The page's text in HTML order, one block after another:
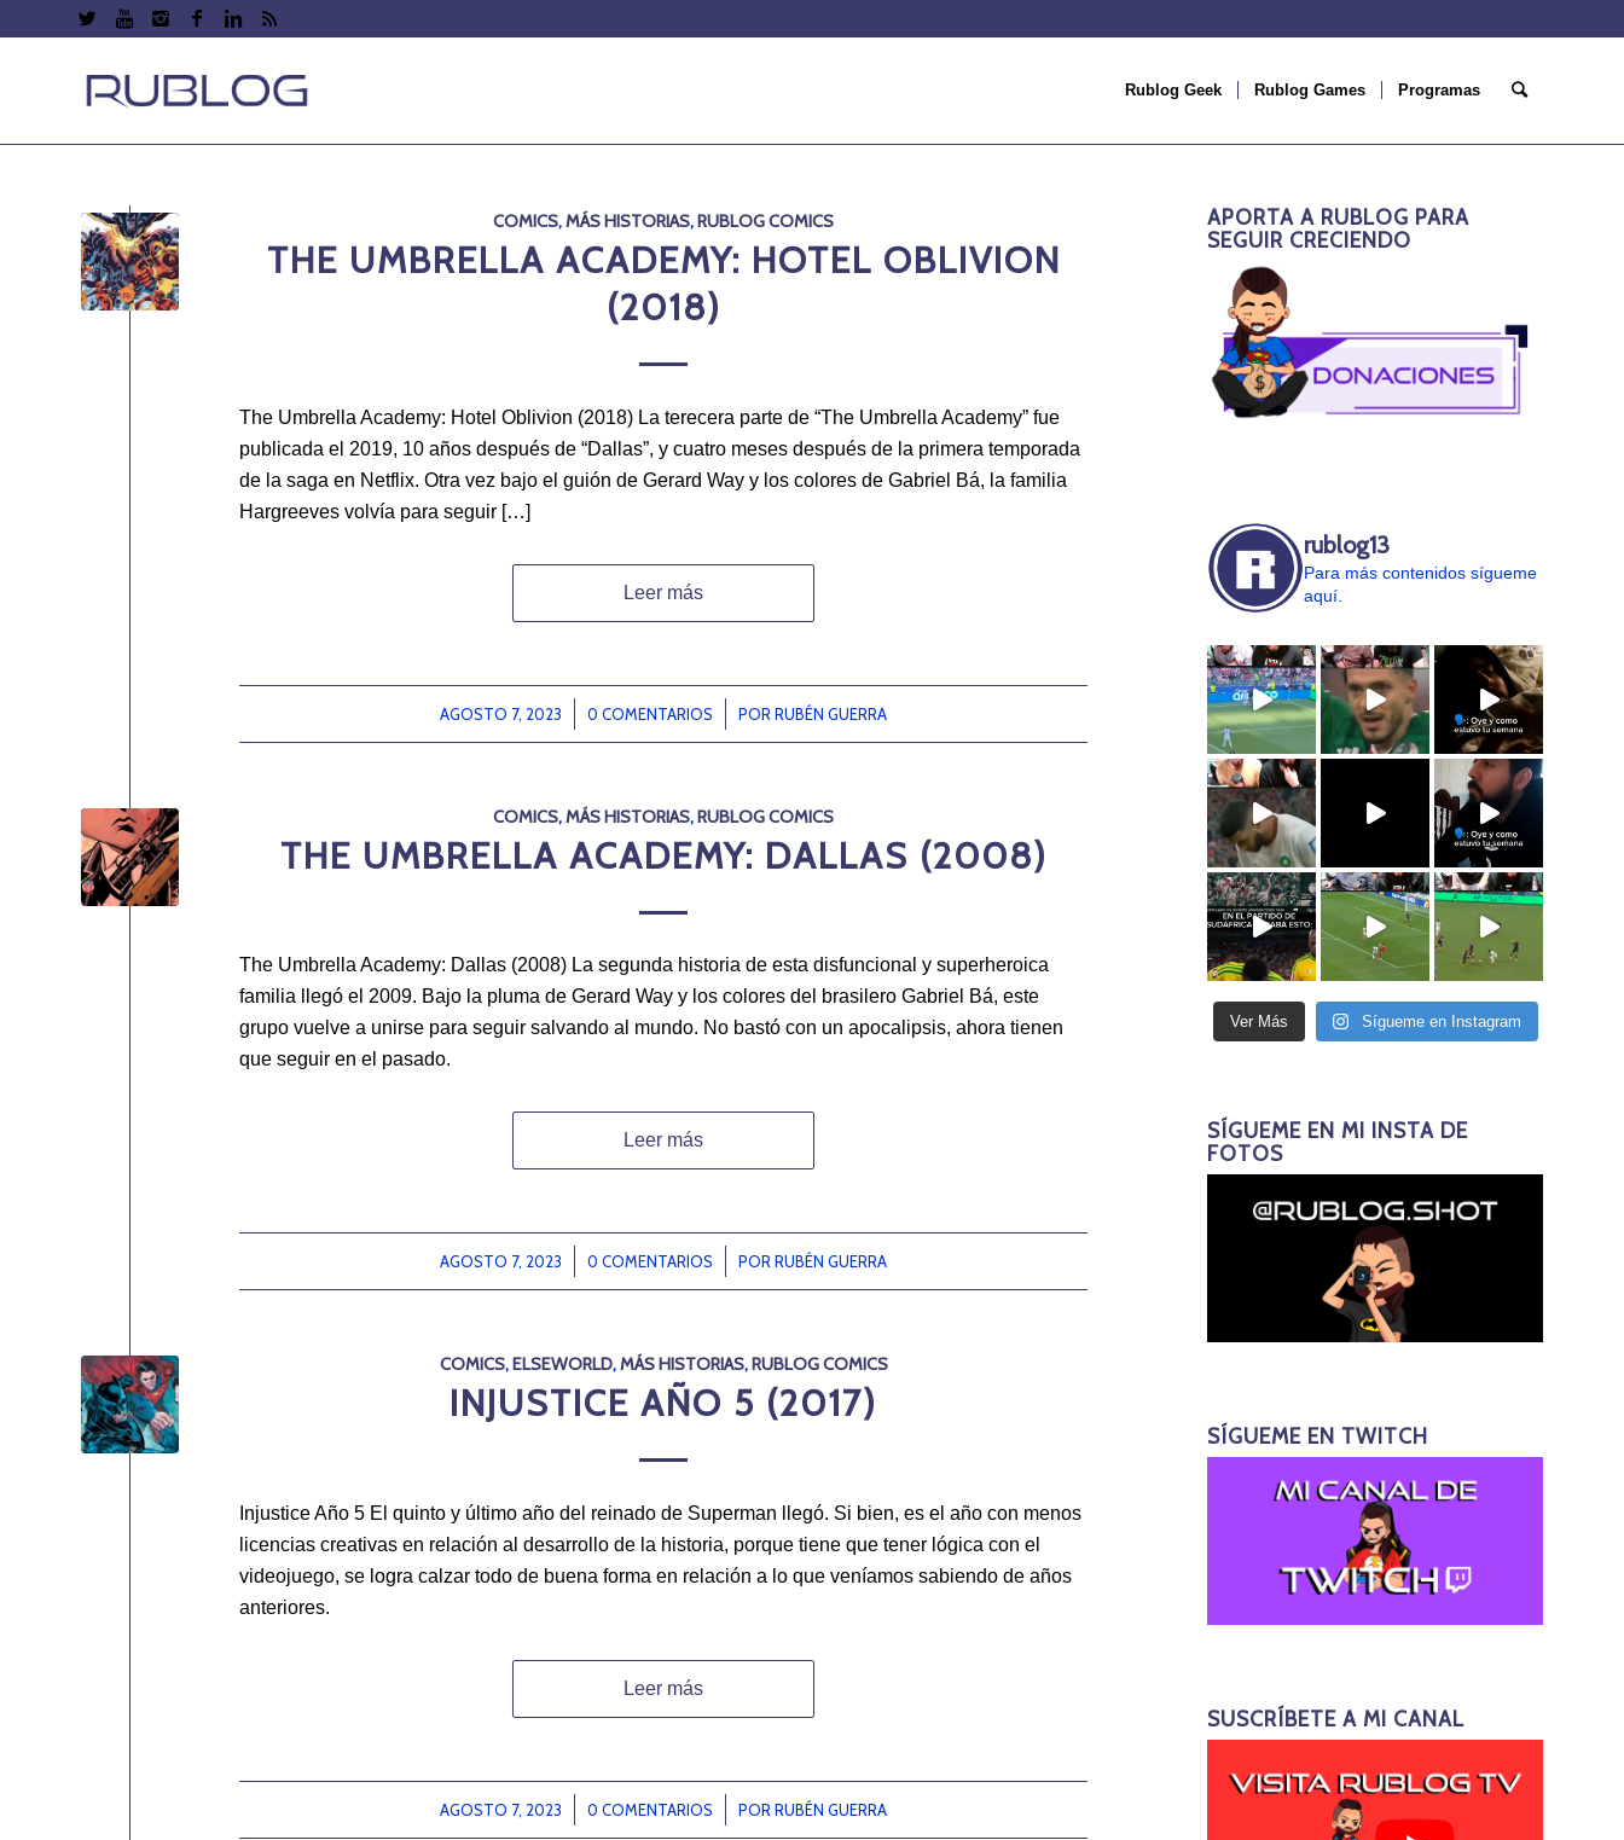
Rublog Geek Rublog Games Programas
COMICS,MÁS HISTORIAS,RUBLOG COMICS
THE UMBRELLA ACADEMY: HOTEL OBLIVION
(2018)
The Umbrella Academy: Hotel Oblivion (2018) La terecera parte de “The Umbrella Academy” fue
publicada el 2019, 10 años después de “Dallas”, y cuatro meses después de la primera temporada
de la saga en Netflix. Otra vez bajo el guión de Gerard Way y los colores de Gabriel Bá, la familia
Hargreeves volvía para seguir […]
Leer más
AGOSTO 7, 2023
/ 0 COMENTARIOS
/ PORRUBÉN GUERRA
COMICS,MÁS HISTORIAS,RUBLOG COMICS
THE UMBRELLA ACADEMY: DALLAS (2008)
The Umbrella Academy: Dallas (2008) La segunda historia de esta disfuncional y superheroica
familia llegó el 2009. Bajo la pluma de Gerard Way y los colores del brasilero Gabriel Bá, este
grupo vuelve a unirse para seguir salvando al mundo. No bastó con un apocalipsis, ahora tienen
que seguir en el pasado.
Leer más
AGOSTO 7, 2023
/ 0 COMENTARIOS
/ PORRUBÉN GUERRA
COMICS,ELSEWORLD,MÁS HISTORIAS,RUBLOG COMICS
INJUSTICE AÑO 5 (2017)
Injustice Año 5 El quinto y último año del reinado de Superman llegó. Si bien, es el año con menos
licencias creativas en relación al desarrollo de la historia, porque tiene que tener lógica con el
videojuego, se logra calzar todo de buena forma en relación a lo que veníamos sabiendo de años
anteriores.
Leer más
AGOSTO 7, 2023
/ 0 COMENTARIOS
/ PORRUBÉN GUERRA
APORTA A RUBLOG PARA
SEGUIR CRECIENDO
rublog13
Para más contenidos sígueme
aquí.
Ver Más Sígueme en Instagram
SÍGUEME EN MI INSTA DE
FOTOS
SÍGUEME EN TWITCH
SUSCRÍBETE A MI CANAL